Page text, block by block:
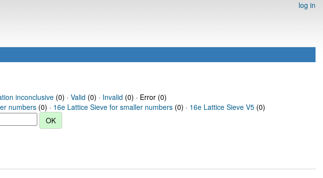
log in
inconclusive(0) · Valid (0) · Invalid (0) · Error (0)
numbers (0) · 16e Lattice Sieve for smaller numbers (0) · 16e Lattice Sieve V5 (0)